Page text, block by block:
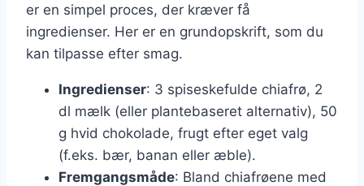
er en simpel proces, der kræver få
ingredienser. Her er en grundopskrift, som du
kan tilpasse efter smag.
Ingredienser: 3 spiseskefulde chiafrø, 2
dl mælk (eller plantebaseret alternativ), 50
g hvid chokolade, frugt efter eget valg
(f.eks. bær, banan eller æble).
Fremgangsmåde: Bland chiafrøene med